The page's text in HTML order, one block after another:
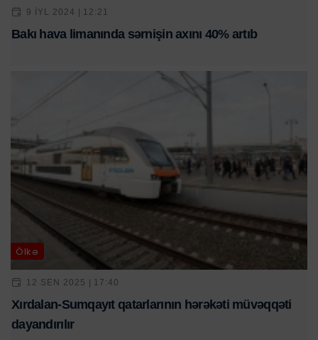
9 IYL 2024 | 12:21
Bakı hava limanında sərnişin axını 40% artıb
Ölkə
12 SEN 2025 | 17:40
Xırdalan-Sumqayıt qatarlarının hərəkəti müvəqqəti
dayandırılır